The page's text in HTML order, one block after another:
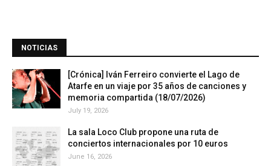
NOTICIAS
[Crónica] Iván Ferreiro convierte el Lago de
Atarfe en un viaje por 35 años de canciones y
memoria compartida (18/07/2026)
July 19, 2026
La sala Loco Club propone una ruta de
conciertos internacionales por 10 euros
June 16, 2026